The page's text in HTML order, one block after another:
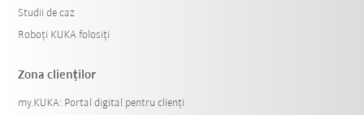
Studii de caz
Roboți KUKA folosiți
Zona clienților
my.KUKA: Portal digital pentru clienți